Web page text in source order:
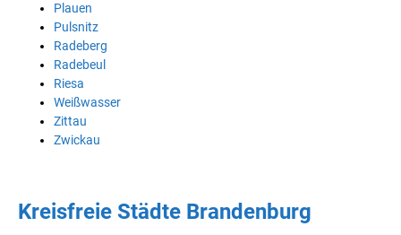
Plauen
Pulsnitz
Radeberg
Radebeul
Riesa
Weißwasser
Zittau
Zwickau
Kreisfreie Städte Brandenburg